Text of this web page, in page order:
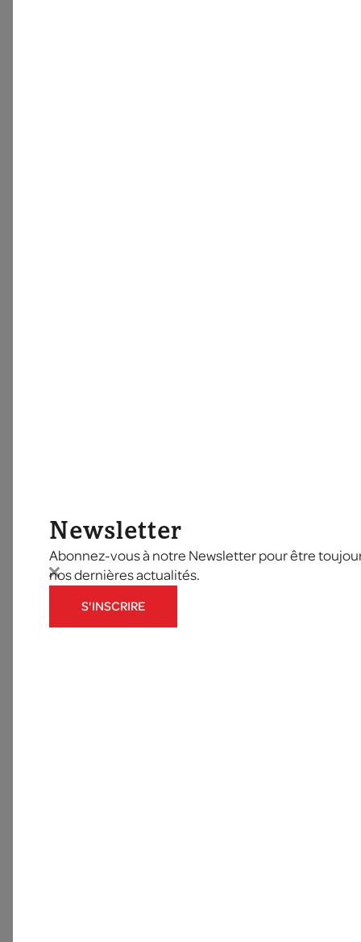
Newsletter
Abonnez-vous à notre Newsletter pour être
nos dernières actualités.
S'INSCRIRE